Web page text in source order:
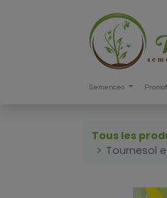
Semences
Tous les
Tournesol